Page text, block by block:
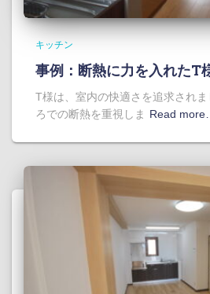
キッチン
事例：断熱に力を入れたT
T様は、室内の快適さを追求されま
ろでの断熱を重視しま Read more…